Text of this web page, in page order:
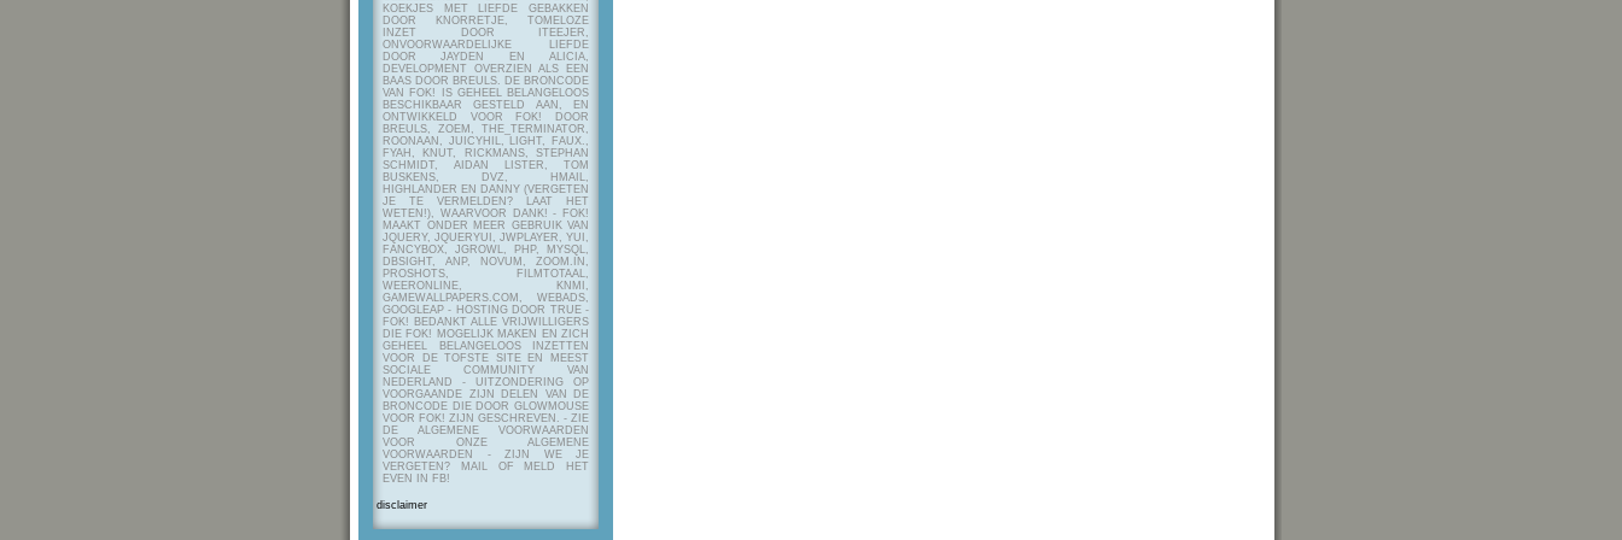
KOEKJES MET LIEFDE GEBAKKEN
DOOR KNORRETJE, TOMELOZE
INZET DOOR ITEEJER,
ONVOORWAARDELIJKE LIEFDE
DOOR JAYDEN EN ALICIA,
DEVELOPMENT OVERZIEN ALS EEN
BAAS DOOR BREULS. DE BRONCODE
VAN FOK! IS GEHEEL BELANGELOOS
BESCHIKBAAR GESTELD AAN, EN
ONTWIKKELD VOOR FOK! DOOR
BREULS, ZOEM, THE_TERMINATOR,
ROONAAN, JUICYHIL, LIGHT, FAUX.,
FYAH, KNUT, RICKMANS, STEPHAN
SCHMIDT, AIDAN LISTER, TOM
BUSKENS, DVZ, HMAIL,
HIGHLANDER EN DANNY (VERGETEN
JE TE VERMELDEN? LAAT HET
WETEN!), WAARVOOR DANK! - FOK!
MAAKT ONDER MEER GEBRUIK VAN
JQUERY, JQUERYUI, JWPLAYER, YUI,
FANCYBOX, JGROWL, PHP, MYSQL,
DBSIGHT, ANP, NOVUM, ZOOM.IN,
PROSHOTS, FILMTOTAAL,
WEERONLINE, KNMI,
GAMEWALLPAPERS.COM, WEBADS,
GOOGLEAP - HOSTING DOOR TRUE -
FOK! BEDANKT ALLE VRIJWILLIGERS
DIE FOK! MOGELIJK MAKEN EN ZICH
GEHEEL BELANGELOOS INZETTEN
VOOR DE TOFSTE SITE EN MEEST
SOCIALE COMMUNITY VAN
NEDERLAND - UITZONDERING OP
VOORGAANDE ZIJN DELEN VAN DE
BRONCODE DIE DOOR GLOWMOUSE
VOOR FOK! ZIJN GESCHREVEN. - ZIE
DE ALGEMENE VOORWAARDEN
VOOR ONZE ALGEMENE
VOORWAARDEN - ZIJN WE JE
VERGETEN? MAIL OF MELD HET
EVEN IN FB!
disclaimer